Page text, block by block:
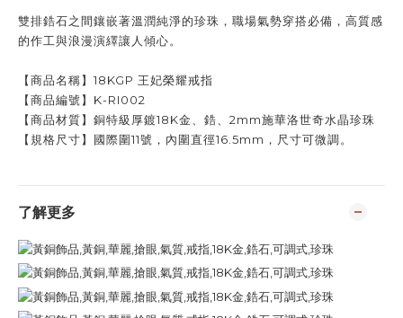
雙排鋯石之間鑲嵌著溫潤純淨的珍珠，職場氣勢穿搭必備，高質感
的作工與浪漫演繹讓人傾心。
【商品名稱】18KGP 王妃榮耀戒指
【商品編號】K-RI002
【商品材質】銅特級厚鍍18K金、鋯、2mm施華洛世奇水晶珍珠
【規格尺寸】 國際圍11號 ， 內圍直徑16.5mm， 尺寸可微調。
了解更多